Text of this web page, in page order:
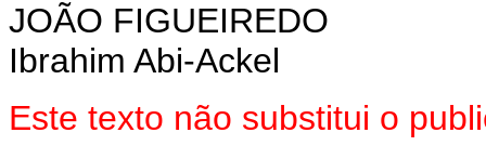
JOÃO FIGUEIREDO
Ibrahim Abi-Ackel
Este texto não substitui o